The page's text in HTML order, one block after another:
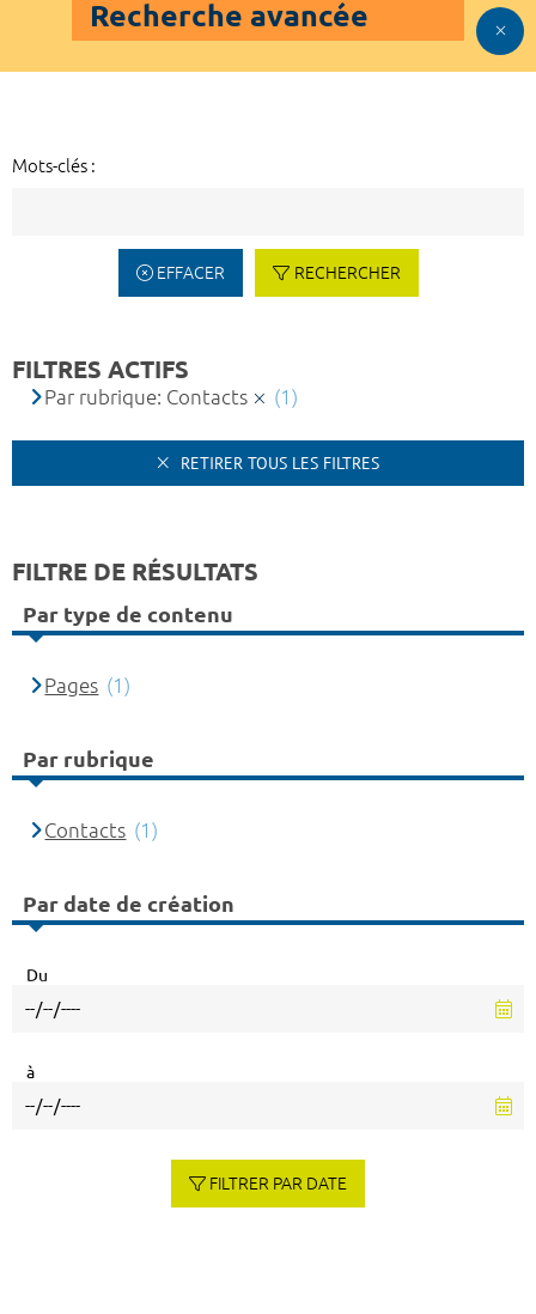
Recherche avancée
Mots-clés :
EFFACER RECHERCHER
FILTRES ACTIFS
Par rubrique: Contacts (1)
RETIRER TOUS LES FILTRES
FILTRE DE RÉSULTATS
Par type de contenu
Pages (1)
Par rubrique
Contacts (1)
Par date de création
Du
à
FILTRER PAR DATE